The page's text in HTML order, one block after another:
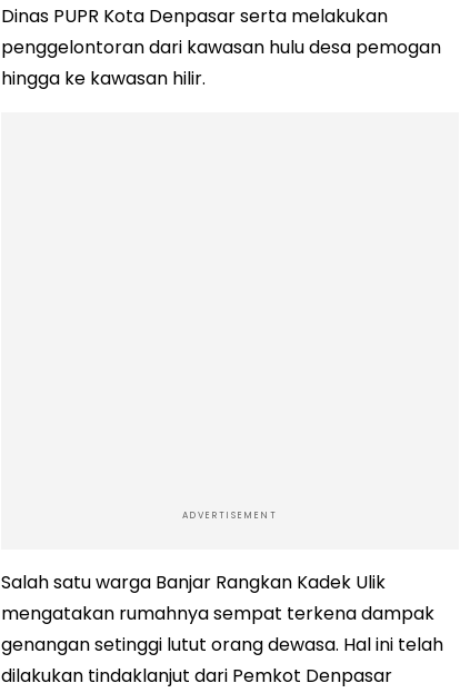
Dinas PUPR Kota Denpasar serta melakukan
penggelontoran dari kawasan hulu desa pemogan
hingga ke kawasan hilir.
ADVERTISEMENT
Salah satu warga Banjar Rangkan Kadek Ulik
mengatakan rumahnya sempat terkena dampak
genangan setinggi lutut orang dewasa. Hal ini telah
dilakukan tindaklanjut dari Pemkot Denpasar